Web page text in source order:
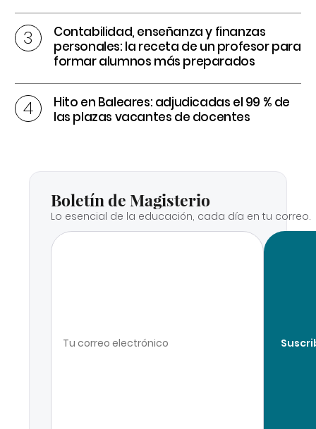
Contabilidad, enseñanza y finanzas
personales: la receta de un profesor para
formar alumnos más preparados
Hito en Baleares: adjudicadas el 99 % de
las plazas vacantes de docentes
Boletín de Magisterio
Lo esencial de la educación, cada día en tu correo.